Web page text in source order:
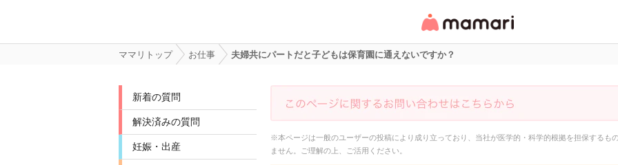
リ・情報サイト
ママリトップ お仕事 夫婦共にパートだと子どもは保育園に通えないですか？
新着の質問
解決済みの質問
妊娠・出産
※本ページは一般のユーザーの投稿により成り立っており、当社が医学的・科学的根拠を担保するも
ません。ご理解の上、ご活用ください。